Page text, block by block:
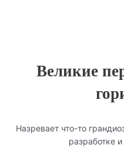
Великие
Назревает что-то
разработке